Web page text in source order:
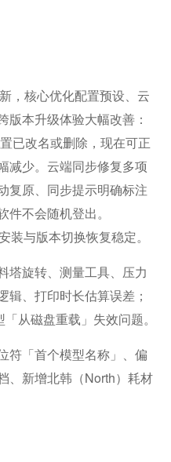
，核心优化配置预设、云
版本升级体验大幅改善：
已改名或删除，现在可正
减少。云端同步修复多项
复原、同步提示明确标注
不会随机登出。
与版本切换恢复稳定。
塔旋转、测量工具、压力
辑、打印时长估算误差；
从磁盘重载」失效问题。
符「首个模型名称」、偏
、新增北韩（north）耗材